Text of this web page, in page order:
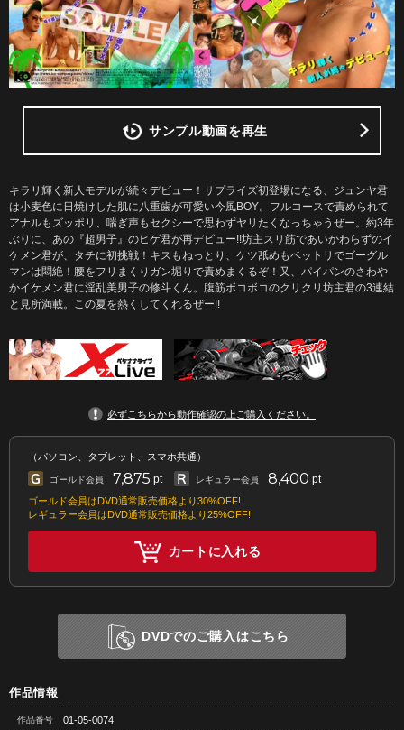
サンプル動画を再生
キラリ輝く新人モデルが続々デビュー！サプライズ初登場になる、ジュンヤ君
は小麦色に日焼けした肌に八重歯が可愛い今風BOY。フルコースで責められて
アナルもズッポリ、喘ぎ声もセクシーで思わずヤリたくなっちゃうぜー。約3年
ぶりに、あの『超男子』のヒゲ君が再デビュー!!坊主スリ筋であいかわらずのイ
ケメン君が、タチに初挑戦！キスもねっとり、ケツ舐めもベットリでゴーグル
マンは悶絶！腰をフリまくりガン堀りで責めまくるぞ！又、パイパンのさわや
かイケメン君に淫乱美男子の修斗くん。腹筋ボコボコのクリクリ坊主君の3連結
と見所満載。この夏を熱くしてくれるぜー!!
必ずこちらから動作確認の上ご購入ください。
（パソコン、タブレット、スマホ共通）
ゴールド会員 7,875 pt レギュラー会員 8,400 pt
ゴールド会員はDVD通常販売価格より30%OFF!
レギュラー会員はDVD通常販売価格より25%OFF!
カートに入れる
DVDでのご購入はこちら
作品情報
作品番号 01-05-0074